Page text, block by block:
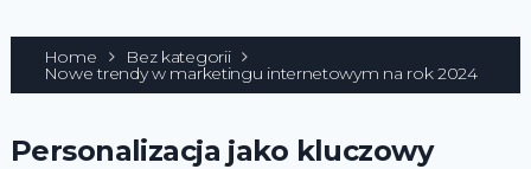
Home Bez kategorii
Nowe trendy w marketingu internetowym na rok 2024
Personalizacja jako kluczowy